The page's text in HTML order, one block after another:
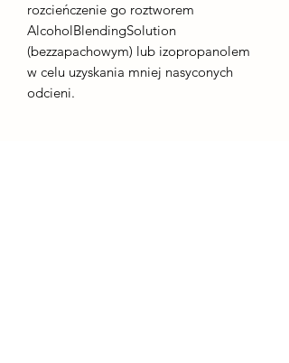
rozcieńczenie go roztworem
AlcoholBlendingSolution
(bezzapachowym) lub izopropanolem
w celu uzyskania mniej nasyconych
odcieni.